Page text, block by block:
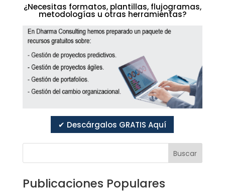
¿Necesitas formatos, plantillas, flujogramas,
metodologías u otras herramientas?
✔ Descárgalos GRATIS Aquí
Buscar
Publicaciones Populares